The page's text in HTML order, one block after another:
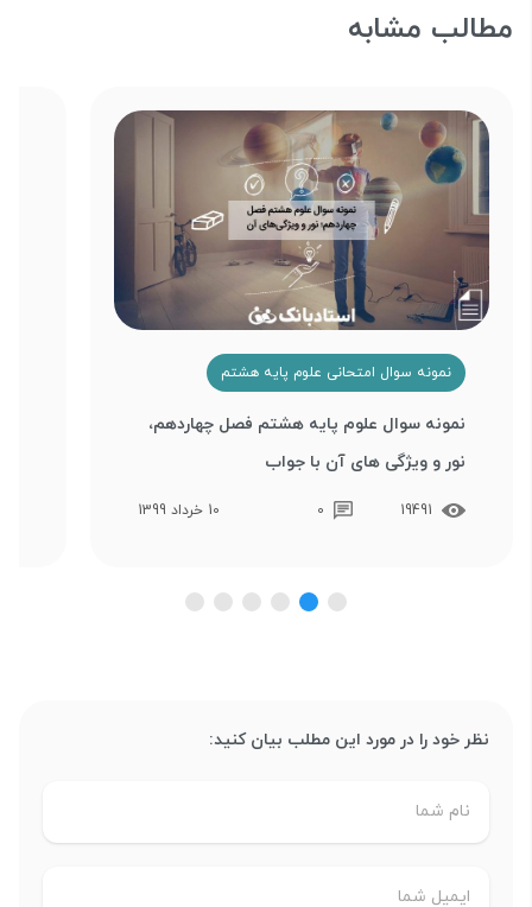
مطالب مشابه
نمونه سوال امتحانی علوم پایه هشتم
نمونه سوال علوم پایه هشتم فصل چهاردهم،
نور و ویژگی های آن با جواب
19491
0 10 خرداد 1399
نظر خود را در مورد این مطلب بیان کنید: